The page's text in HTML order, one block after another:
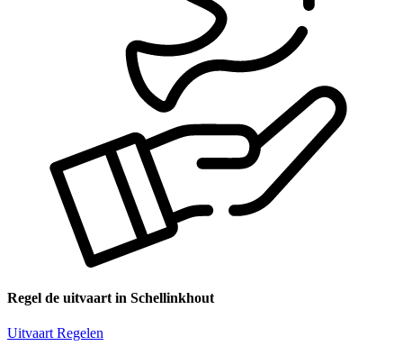
Regel de uitvaart in Schellinkhout
Uitvaart Regelen